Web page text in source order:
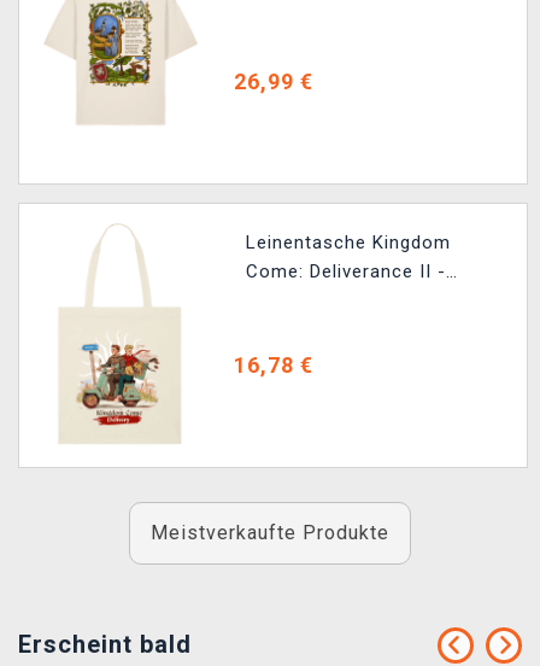
26,99 €
Leinentasche Kingdom
Come: Deliverance II -
16,78 €
Meistverkaufte Produkte
Erscheint bald